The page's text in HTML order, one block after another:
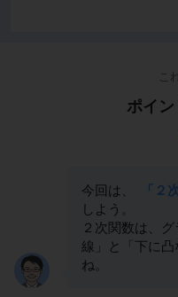
こ
ポイ
今回は、 「２
しよう。
２次関数は、
線」と「下に
ね。